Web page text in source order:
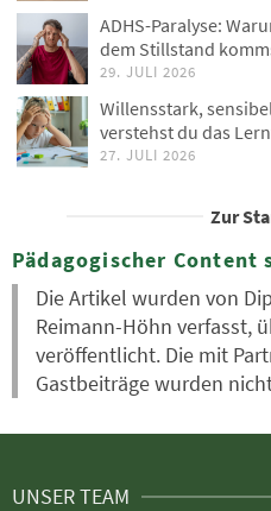
ADHS-Paralyse:
dem Stillstand
29. JULI 2026
Willensstark,
verstehst du das
27. JULI 2026
Zur
Pädagogischer Content
Die Artikel wurden von
Reimann-Höhn verfasst,
veröffentlicht. Die mit
Gastbeiträge wurden
UNSER TEAM